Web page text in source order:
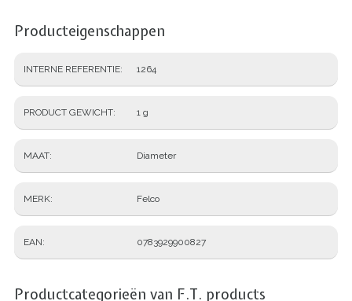
Producteigenschappen
INTERNE REFERENTIE 1264
PRODUCT GEWICHT 1 g
MAAT Diameter
MERK Felco
EAN 0783929900827
Productcategorieën van F.T. products